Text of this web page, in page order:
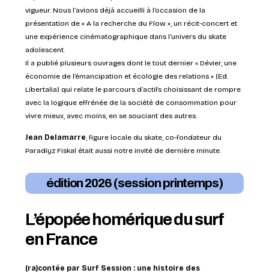
vigueur. Nous l’avions déjà accueilli à l’occasion de la
présentation de « A la recherche du Flow », un récit-concert et
une expérience cinématographique dans l’univers du skate
adolescent.
Il a publié plusieurs ouvrages dont le tout dernier « Dévier, une
économie de l’émancipation et écologie des relations » (Ed.
Libertalia) qui relate le parcours d’actifs choisissant de rompre
avec la logique effrénée de la société de consommation pour
vivre mieux, avec moins, en se souciant des autres.
Jean Delamarre, figure locale du skate, co-fondateur du
Paradiyz Fiskal était aussi notre invité de dernière minute.
édition 2026 (session printemps)
L’épopée homérique du surf
en France
(ra)contée par Surf Session : une histoire des